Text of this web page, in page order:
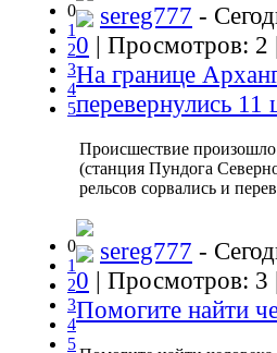
0
1
2
3
4
5
sereg777 -
0 | Просмотров:
На границе
перевернулись 11
Происшествие
(станция Пундога
рельсов сорвались и
0
1
2
3
4
5
sereg777 -
0 | Просмотров:
Помогите найти